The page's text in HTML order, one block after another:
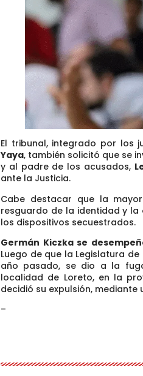
El tribunal, integrado por los
Yaya, también solicitó que se
y al padre de los acusados,
ante la Justicia.
Cabe destacar que la
resguardo de la identidad y la
los dispositivos secuestrados.
Germán Kiczka se
Luego de que la Legislatura
año pasado, se dio a la
localidad de Loreto, en la
decidió su expulsión,
–